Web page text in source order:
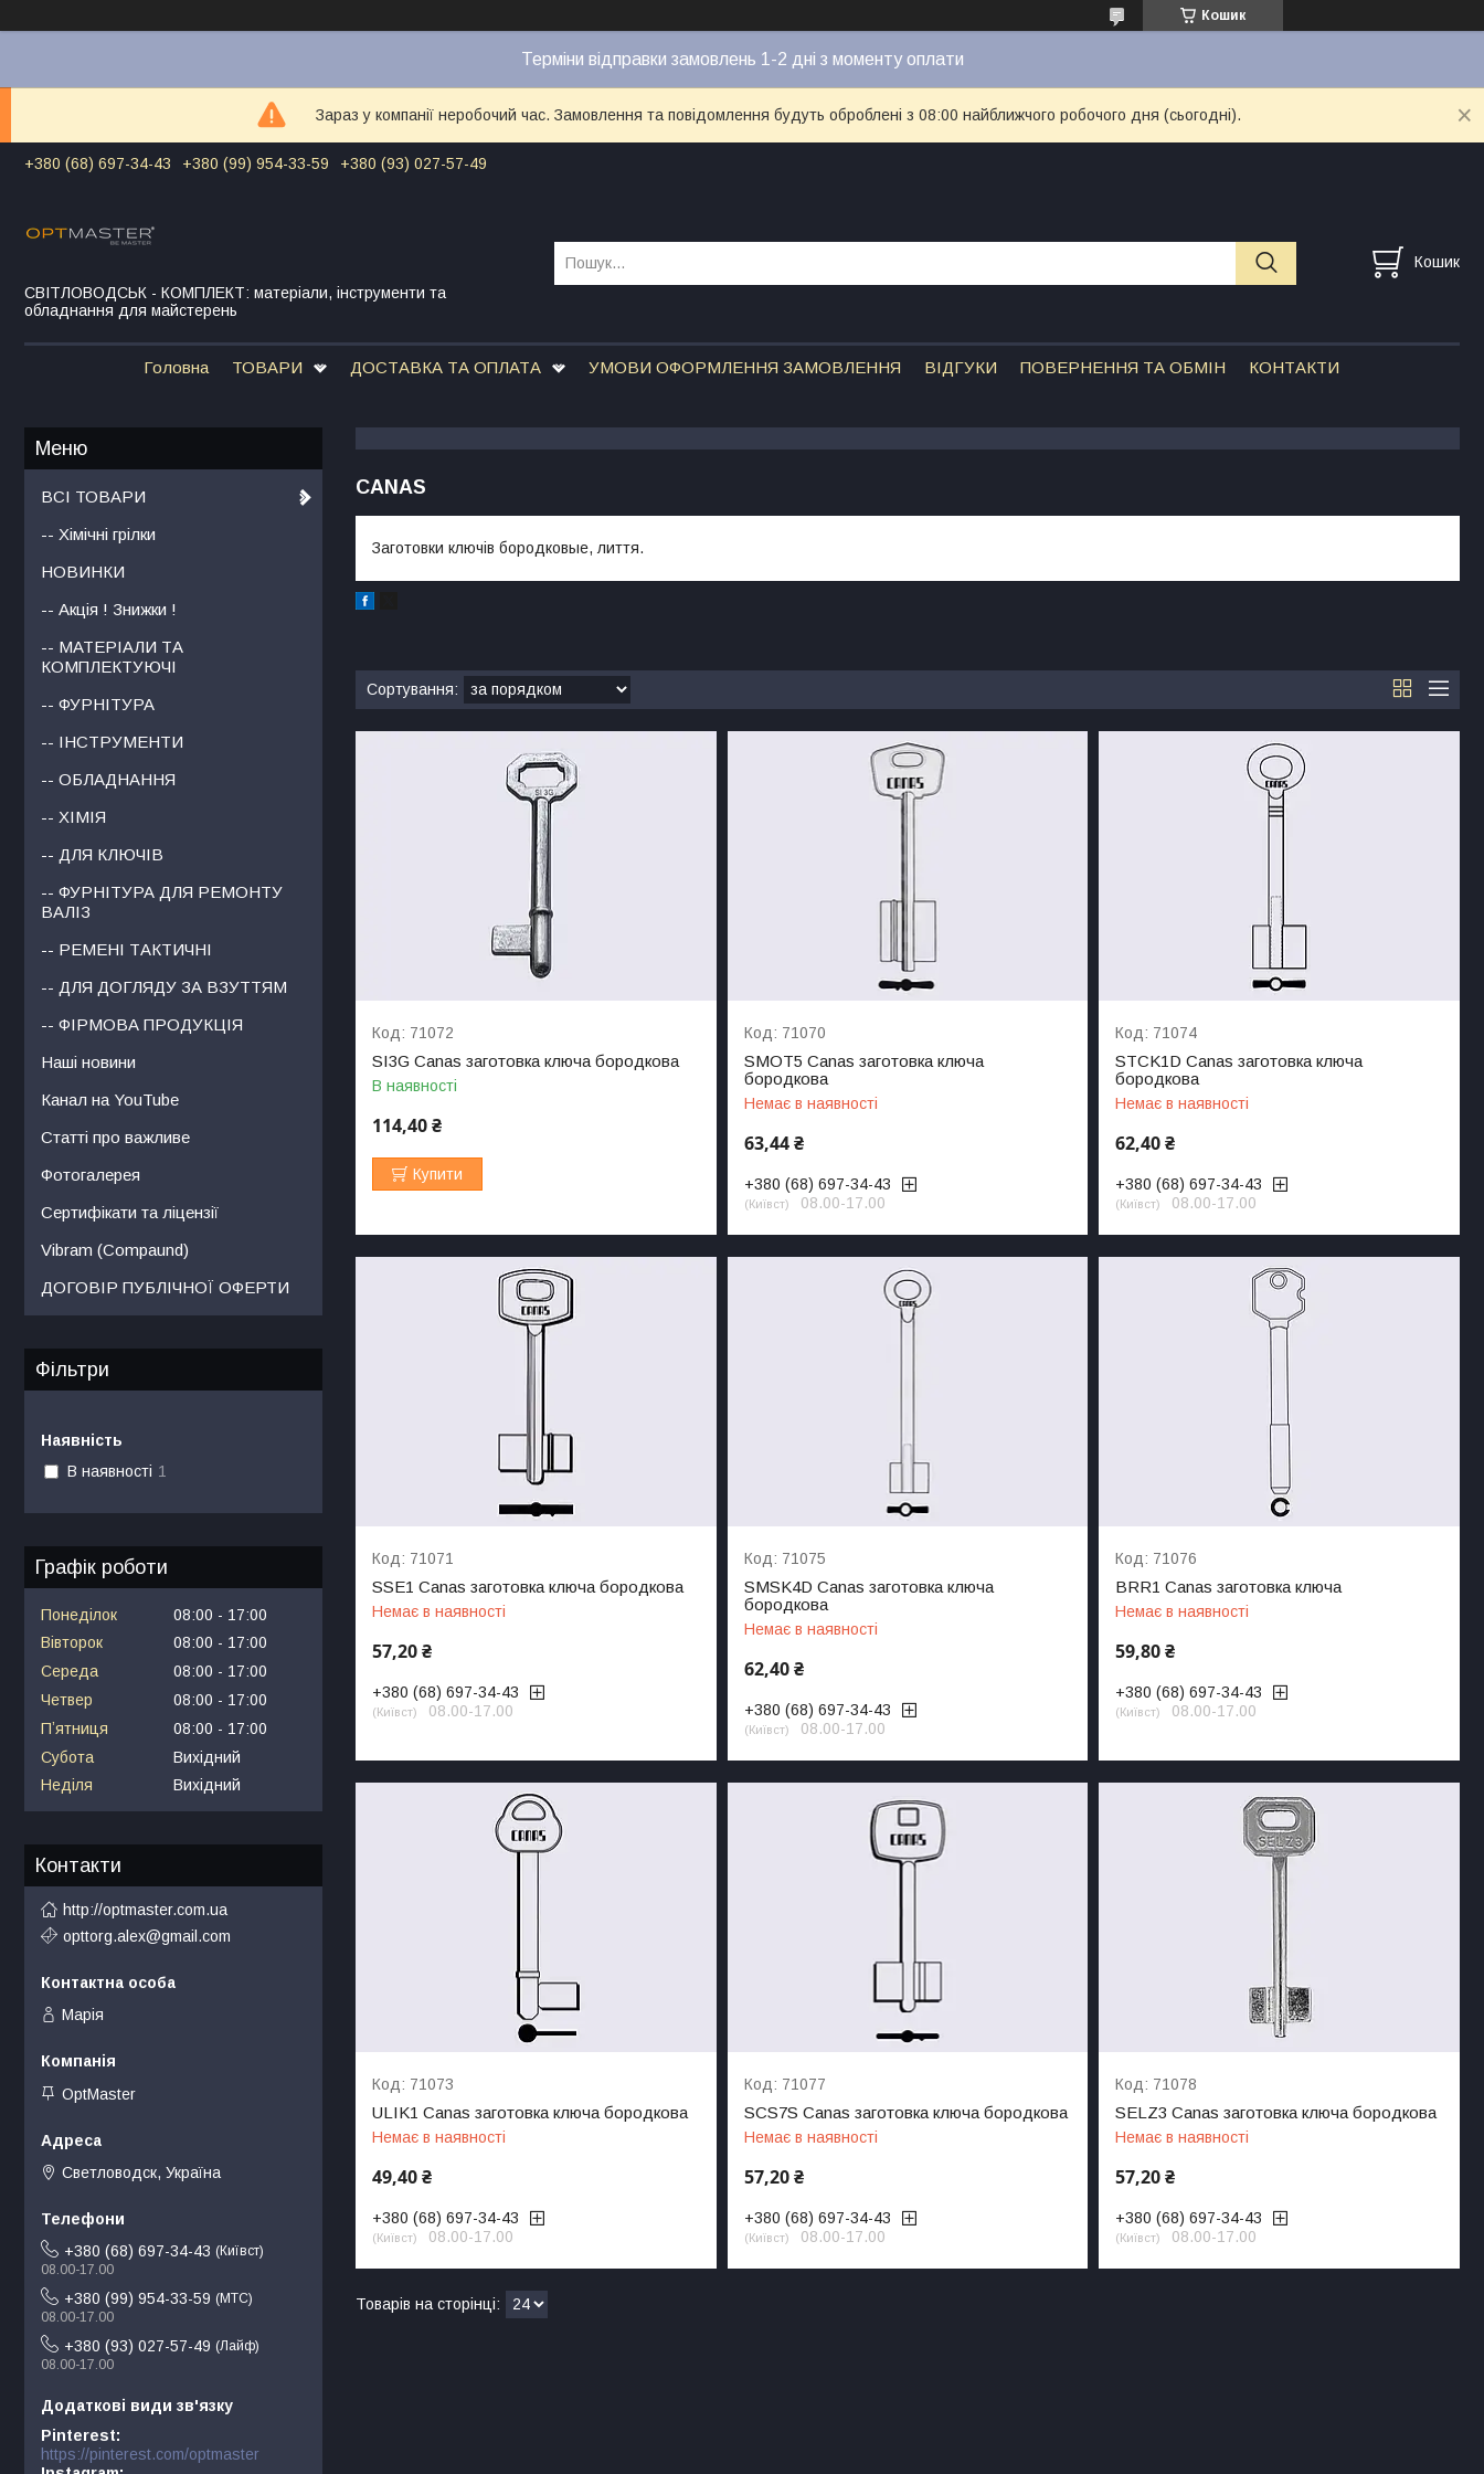
Кошик
Терміни відправки замовлень 1-2 дні з моменту оплати
Зараз у компанії неробочий час. Замовлення та повідомлення будуть оброблені з 08:00 найближчого робочого дня (сьогодні).
+380 (68) 697-34-43 +380 (99) 954-33-59 +380 (93) 027-57-49
СВІТЛОВОДСЬК - КОМПЛЕКТ: матеріали, інструменти та
обладнання для майстерень
Кошик
Головна ТОВАРИ ДОСТАВКА ТА ОПЛАТА УМОВИ ОФОРМЛЕННЯ ЗАМОВЛЕННЯ ВІДГУКИ ПОВЕРНЕННЯ ТА ОБМІН КОНТАКТИ
CANAS
Заготовки ключів бородковые, лиття.
71072
SI3G Canas заготовка ключа бородкова
В наявності
114,40 ₴
Купити
71070
SMOT5 Canas заготовка ключа
бородкова
Немає в наявності
63,44 ₴
+380 (68) 697-34-43
Київст 08.00-17.00
71074
STCK1D Canas заготовка ключа
бородкова
Немає в наявності
62,40 ₴
+380 (68) 697-34-43
Київст 08.00-17.00
71071
SSE1 Canas заготовка ключа бородкова
Немає в наявності
57,20 ₴
+380 (68) 697-34-43
Київст 08.00-17.00
71075
SMSK4D Canas заготовка ключа
бородкова
Немає в наявності
62,40 ₴
+380 (68) 697-34-43
Київст 08.00-17.00
71076
BRR1 Canas заготовка ключа
Немає в наявності
59,80 ₴
+380 (68) 697-34-43
Київст 08.00-17.00
71073
ULIK1 Canas заготовка ключа бородкова
Немає в наявності
49,40 ₴
+380 (68) 697-34-43
Київст 08.00-17.00
71077
SCS7S Canas заготовка ключа бородкова
Немає в наявності
57,20 ₴
+380 (68) 697-34-43
Київст 08.00-17.00
71078
SELZ3 Canas заготовка ключа бородкова
Немає в наявності
57,20 ₴
+380 (68) 697-34-43
Київст 08.00-17.00
ВСІ ТОВАРИ
-- Хімічні грілки
НОВИНКИ
-- Акція ! Знижки !
-- МАТЕРІАЛИ ТА
КОМПЛЕКТУЮЧІ
-- ФУРНІТУРА
-- ІНСТРУМЕНТИ
-- ОБЛАДНАННЯ
-- ХІМІЯ
-- ДЛЯ КЛЮЧІВ
-- ФУРНІТУРА ДЛЯ РЕМОНТУ
ВАЛІЗ
-- РЕМЕНІ ТАКТИЧНІ
-- ДЛЯ ДОГЛЯДУ ЗА ВЗУТТЯМ
-- ФІРМОВА ПРОДУКЦІЯ
Наші новини
Канал на YouTube
Статті про важливе
Фотогалерея
Сертифікати та ліцензії
Vibram (Compaund)
ДОГОВІР ПУБЛІЧНОЇ ОФЕРТИ
Фільтри
Наявність
В наявності 1
Графік роботи
Понеділок 08:00
17:00
Вівторок
08:00
17:00
Середа
08:00
17:00
Четвер
08:00
17:00
Пʼятниця
08:00
17:00
Субота
Вихідний
Неділя
Вихідний
Контакти
http://optmaster.com.ua
opttorg.alex@gmail.com
Марія
OptMaster
Светловодск, Україна
+380 (68) 697-34-43
Київст
08.00-17.00
+380 (99) 954-33-59
МТС
08.00-17.00
+380 (93) 027-57-49
Лайф
08.00-17.00
Pinterest
https://pinterest.com/optmaster